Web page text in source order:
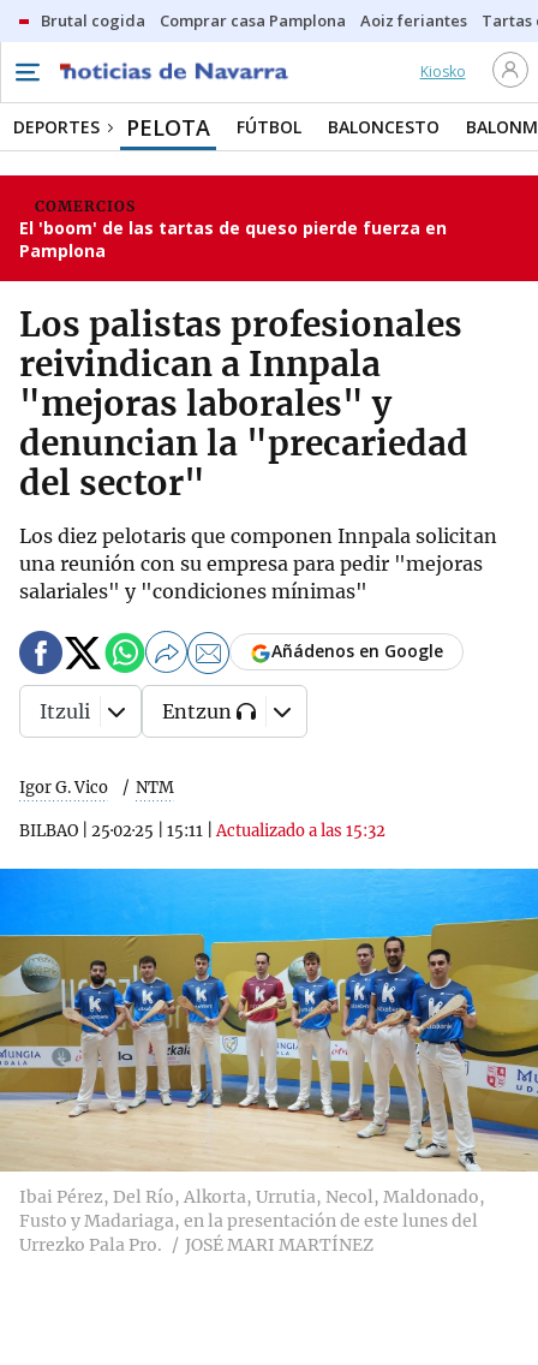
Brutal cogida Comprar casa Pamplona Aoiz feriantes Tartas
Kiosko
DEPORTES PELOTA FÚTBOL BALONCESTO
COMERCIOS
El 'boom' de las tartas de queso pierde fuerza en
Pamplona
Los palistas profesionales
reivindican a Innpala
"mejoras laborales" y
denuncian la "precariedad
del sector"
Los diez pelotaris que componen Innpala solicitan
una reunión con su empresa para pedir "mejoras
salariales" y "condiciones mínimas"
Igor G. Vico NTM
BILBAO 25·02·25 15:11 |Actualizado a las 15:32
Añádenos en Google
Itzuli Entzun
Ibai Pérez, Del Río, Alkorta, Urrutia, Necol, Maldonado,
Fusto y Madariaga, en la presentación de este lunes del
Urrezko Pala Pro.
JOSÉ MARI MARTÍNEZ